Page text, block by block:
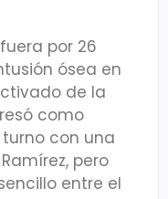
por 26
ósea en
de la
como
con una
pero
entre el